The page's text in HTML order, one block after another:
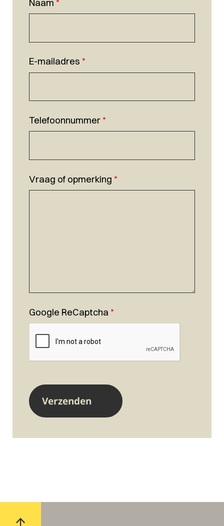
Naam *
E-mailadres *
Telefoonnummer*
Vraag of opmerking *
Google ReCaptcha *